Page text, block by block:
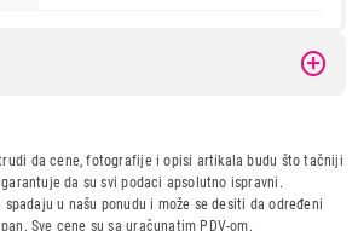
SAMOLEPLJIVI PROIZVODI I
OSTALA RESENJA
DTM Company
trudi da cene, fotografije i opisi artikala budu što tačniji
da su svi podaci apsolutno ispravni.
u našu ponudu i može se desiti da određeni
Sve cene su sa uračunatim PDV-om.